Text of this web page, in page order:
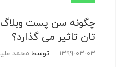
چگونه سن پست وبلاگ
تان تاثیر می گذارد؟
۱۳۹۹-۰۳-۰۳ توسط محمد